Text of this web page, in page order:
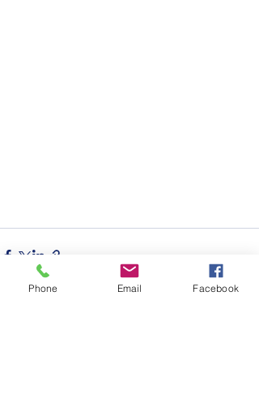
Phone Email Facebook